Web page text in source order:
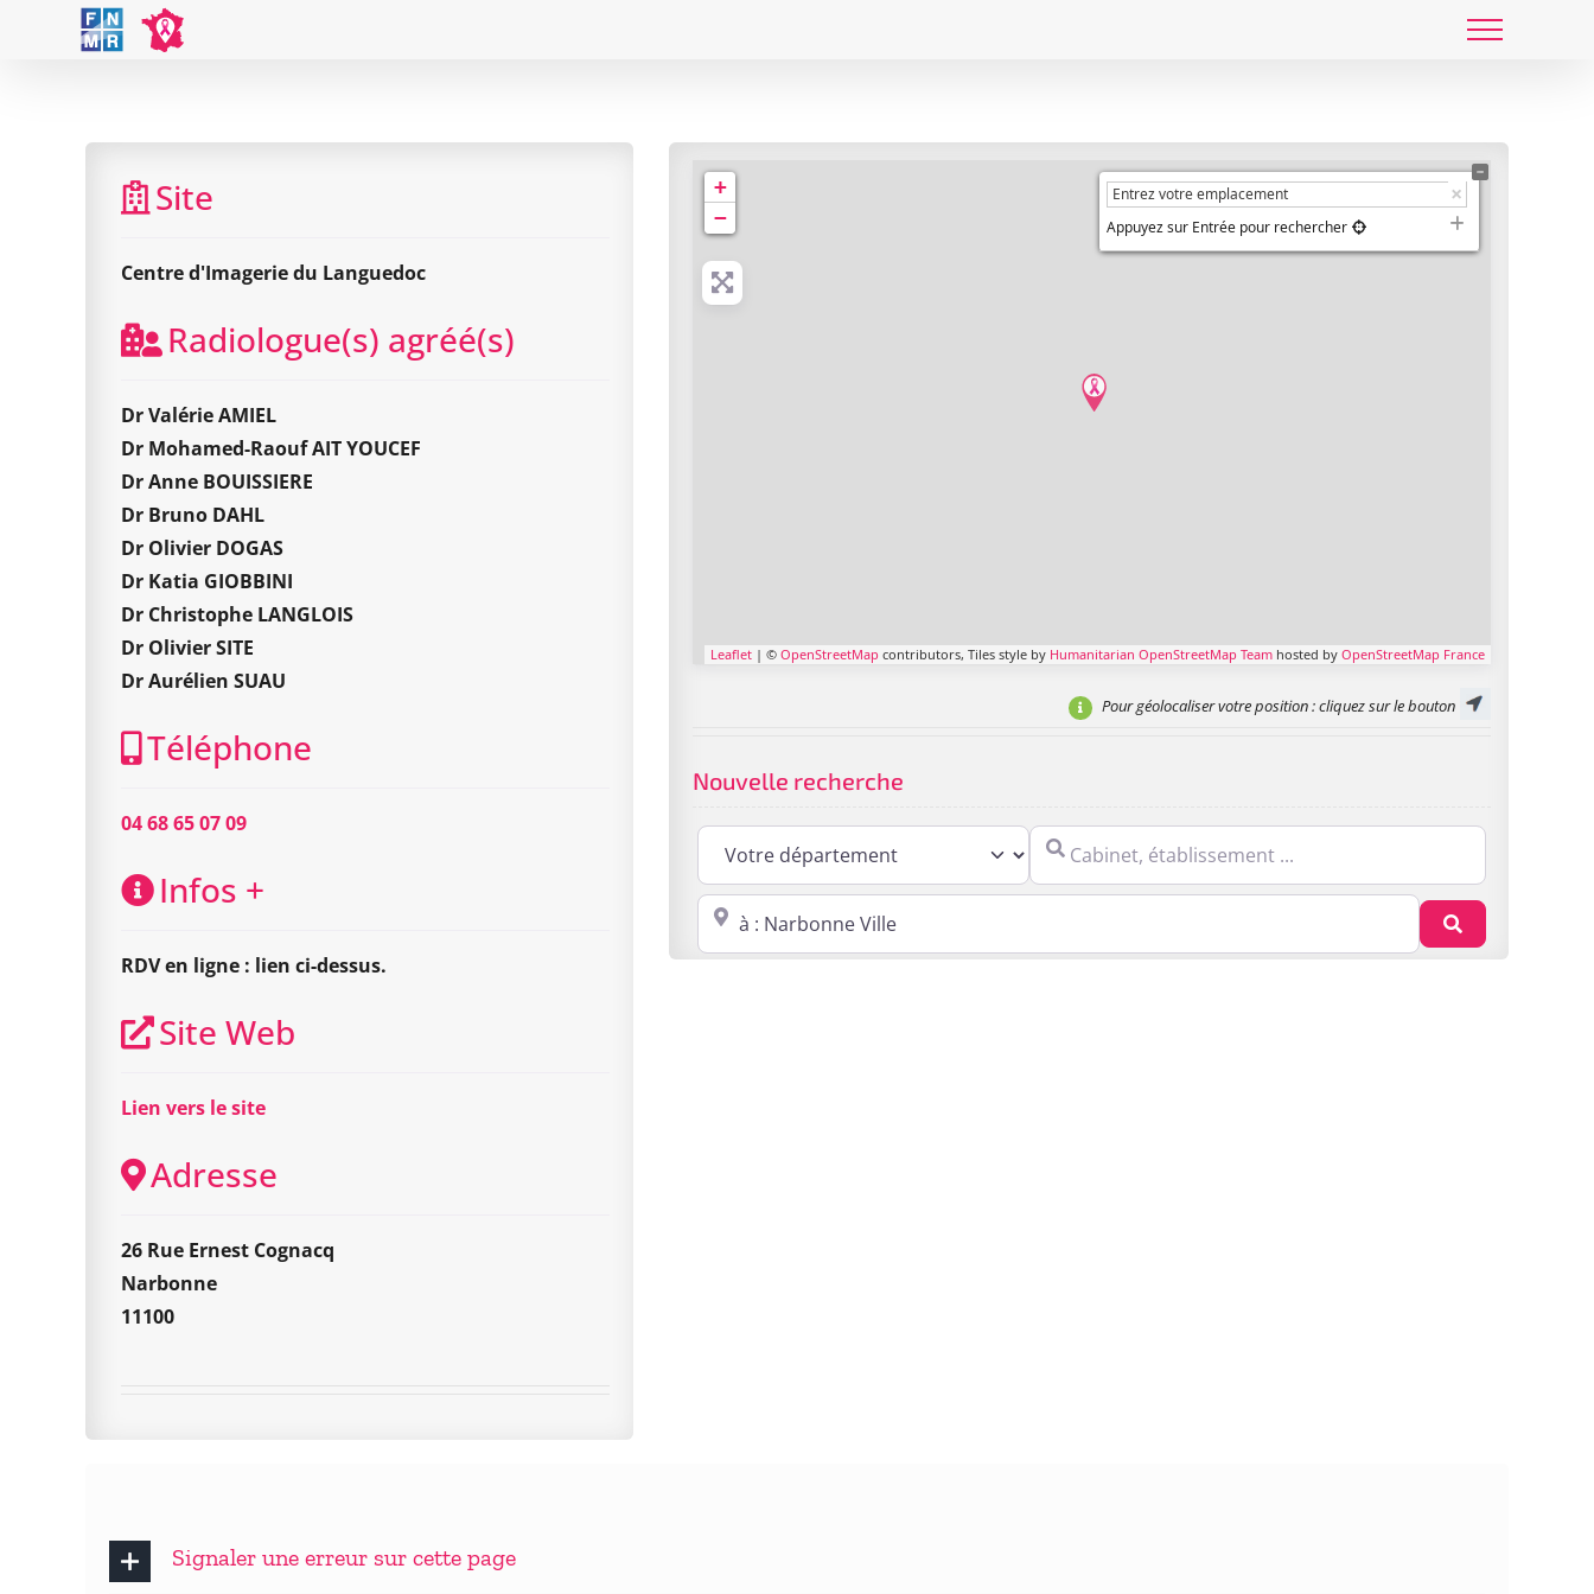
Site
Centre d'Imagerie du Languedoc
Radiologue(s) agréé(s)
Dr Valérie AMIEL
Dr Mohamed-Raouf AIT YOUCEF
Dr Anne BOUISSIERE
Dr Bruno DAHL
Dr Olivier DOGAS
Dr Katia GIOBBINI
Dr Christophe LANGLOIS
Dr Olivier SITE
Dr Aurélien SUAU
Téléphone
04 68 65 07 09
Infos +
RDV en ligne : lien ci-dessus.
Site Web
Lien vers le site
Adresse
26 Rue Ernest Cognacq
Narbonne
11100
+
−
Appuyez sur Entrée pour rechercher
Leaflet | © OpenStreetMap contributors, Tiles style by Humanitarian OpenStreetMap Team hosted by OpenStreetMap France
Pour géolocaliser votre position: cliquez sur le bouton
Nouvelle recherche
Cabinet, établissement ...
Proche de : ville, cp, lieu ... Recherche
Signaler une erreur sur cette page